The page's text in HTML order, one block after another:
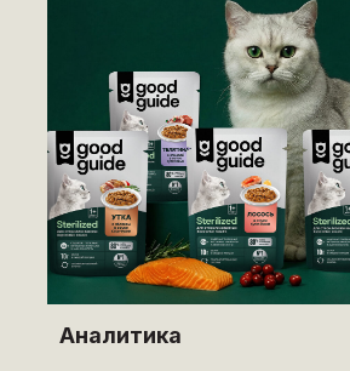
Аналитика